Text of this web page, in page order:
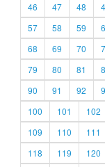
46
47 48
57
58 59
68
69 70
79
80 81
90
91 92
100
101 102
109
110 111
118
119 120